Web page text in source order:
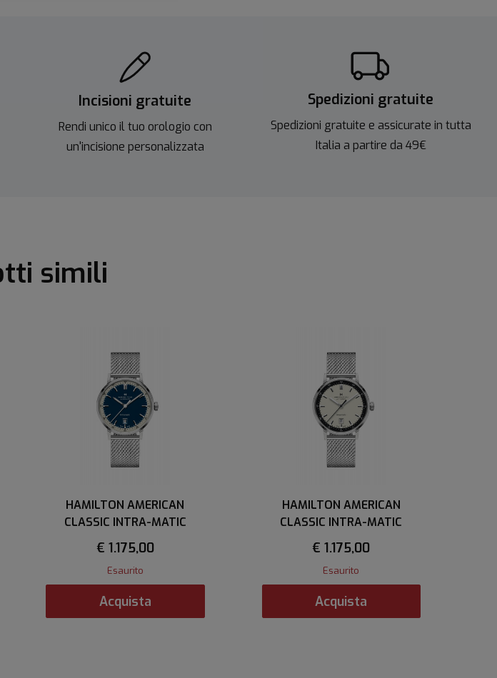
Incisioni gratuite
Rendi unico il tuo orologio con
un'incisione personalizzata
Spedizioni gratuite
Spedizioni gratuite e assicurate in tutta
Italia a partire da 49€
simili
HAMILTON AMERICAN
CLASSIC INTRA-MATIC
€ 1.175,00
Esaurito
Acquista
HAMILTON AMERICAN
CLASSIC INTRA-MATIC
€ 1.175,00
Esaurito
Acquista